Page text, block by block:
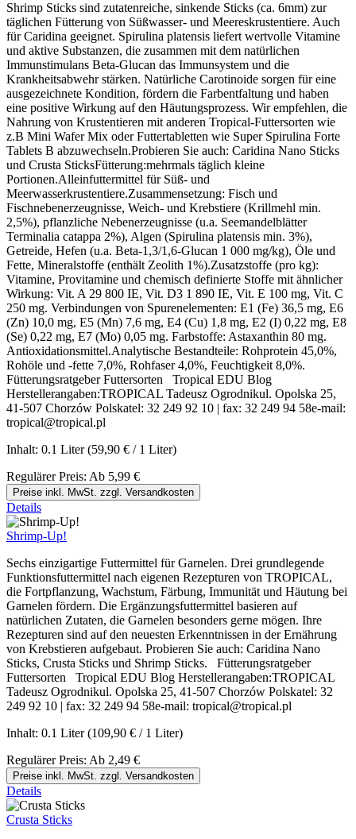
Shrimp Sticks sind zutatenreiche, sinkende Sticks (ca. 6mm) zur
täglichen Fütterung von Süßwasser- und Meereskrustentiere. Auch
für Caridina geeignet. Spirulina platensis liefert wertvolle Vitamine
und aktive Substanzen, die zusammen mit dem natürlichen
Immunstimulans Beta-Glucan das Immunsystem und die
Krankheitsabwehr stärken. Natürliche Carotinoide sorgen für eine
ausgezeichnete Kondition, fördern die Farbentfaltung und haben
eine positive Wirkung auf den Häutungsprozess. Wir empfehlen, die
Nahrung von Krustentieren mit anderen Tropical-Futtersorten wie
z.B Mini Wafer Mix oder Futtertabletten wie Super Spirulina Forte
Tablets B abzuwechseln.Probieren Sie auch: Caridina Nano Sticks
und Crusta SticksFütterung:mehrmals täglich kleine
Portionen.Alleinfuttermittel für Süß- und
Meerwasserkrustentiere.Zusammensetzung: Fisch und
Fischnebenerzeugnisse, Weich- und Krebstiere (Krillmehl min.
2,5%), pflanzliche Nebenerzeugnisse (u.a. Seemandelblätter
Terminalia catappa 2%), Algen (Spirulina platensis min. 3%),
Getreide, Hefen (u.a. Beta-1,3/1,6-Glucan 1 000 mg/kg), Öle und
Fette, Mineralstoffe (enthält Zeolith 1%).Zusatzstoffe (pro kg):
Vitamine, Provitamine und chemisch definierte Stoffe mit ähnlicher
Wirkung: Vit. A 29 800 IE, Vit. D3 1 890 IE, Vit. E 100 mg, Vit. C
250 mg. Verbindungen von Spurenelementen: E1 (Fe) 36,5 mg, E6
(Zn) 10,0 mg, E5 (Mn) 7,6 mg, E4 (Cu) 1,8 mg, E2 (I) 0,22 mg, E8
(Se) 0,22 mg, E7 (Mo) 0,05 mg. Farbstoffe: Astaxanthin 80 mg.
Antioxidationsmittel.Analytische Bestandteile: Rohprotein 45,0%,
Rohöle und -fette 7,0%, Rohfaser 4,0%, Feuchtigkeit 8,0%.
Fütterungsratgeber Futtersorten Tropical EDU Blog
Herstellerangaben:TROPICAL Tadeusz Ogrodnikul. Opolska 25,
41-507 Chorzów Polskatel: 32 249 92 10 | fax: 32 249 94 58e-mail:
tropical@tropical.pl
Inhalt: 0.1 Liter(59,90 € / 1 Liter)
Regulärer Preis: Ab 5,99 €
Preise inkl. MwSt. zzgl. Versandkosten
Details
Shrimp-Up!
Sechs einzigartige Futtermittel für Garnelen. Drei grundlegende
Funktionsfuttermittel nach eigenen Rezepturen von TROPICAL,
die Fortpflanzung, Wachstum, Färbung, Immunität und Häutung bei
Garnelen fördern. Die Ergänzungsfuttermittel basieren auf
natürlichen Zutaten, die Garnelen besonders gerne mögen. Ihre
Rezepturen sind auf den neuesten Erkenntnissen in der Ernährung
von Krebstieren aufgebaut. Probieren Sie auch: Caridina Nano
Sticks, Crusta Sticks und Shrimp Sticks. Fütterungsratgeber
Futtersorten Tropical EDU Blog Herstellerangaben:TROPICAL
Tadeusz Ogrodnikul. Opolska 25, 41-507 Chorzów Polskatel: 32
249 92 10 | fax: 32 249 94 58e-mail: tropical@tropical.pl
Inhalt: 0.1 Liter(109,90 € / 1 Liter)
Regulärer Preis: Ab 2,49 €
Preise inkl. MwSt. zzgl. Versandkosten
Details
Crusta Sticks